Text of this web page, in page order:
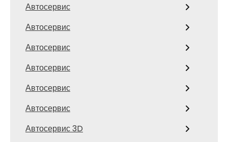
Автосервис
Автосервис
Автосервис
Автосервис
Автосервис
Автосервис
Автосервис 3D